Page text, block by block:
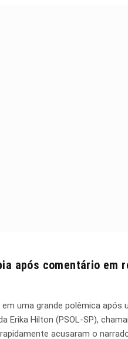
após comentário em
uma grande polêmica após
Hilton (PSOL-SP),
acusaram o